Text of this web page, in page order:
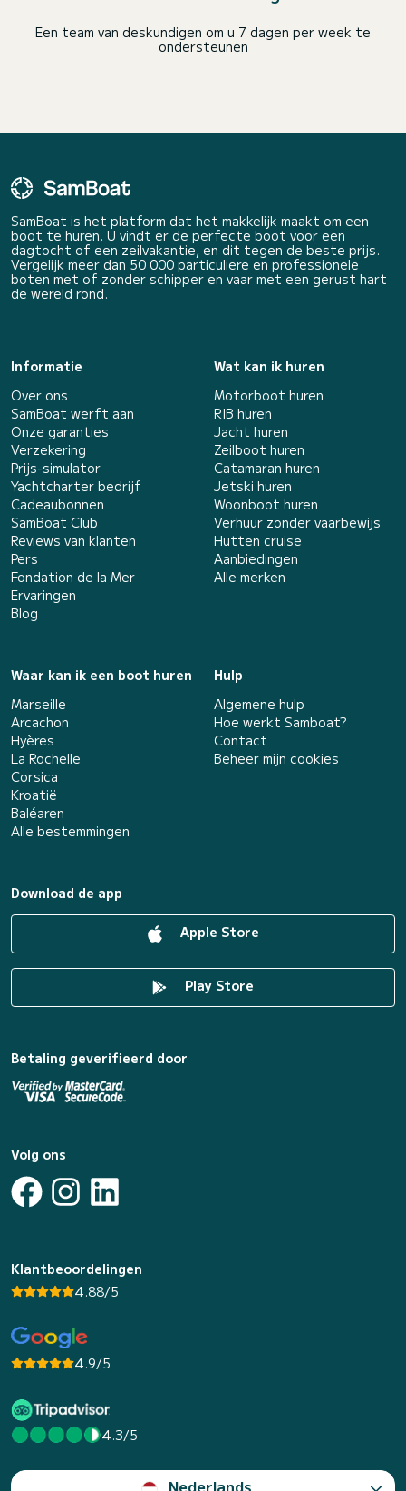
Een team van deskundigen om u 7 dagen per week te
ondersteunen
SamBoat is het platform dat het makkelijk maakt om een
boot te huren. U vindt er de perfecte boot voor een
dagtocht of een zeilvakantie, en dit tegen de beste prijs.
Vergelijk meer dan 50 000 particuliere en professionele
boten met of zonder schipper en vaar met een gerust hart
de wereld rond.
Informatie
Over ons
SamBoat werft aan
Onze garanties
Verzekering
Prijs-simulator
Yachtcharter bedrijf
Cadeaubonnen
SamBoat Club
Reviews van klanten
Pers
Fondation de la Mer
Ervaringen
Blog
Wat kan ik huren
Motorboot huren
RIB huren
Jacht huren
Zeilboot huren
Catamaran huren
Jetski huren
Woonboot huren
Verhuur zonder vaarbewijs
Hutten cruise
Aanbiedingen
Alle merken
Waar kan ik een boot huren
Marseille
Arcachon
Hyères
La Rochelle
Corsica
Kroatië
Baléaren
Alle bestemmingen
Hulp
Algemene hulp
Hoe werkt Samboat?
Contact
Beheer mijn cookies
Download de app
Apple Store
Play Store
Betaling geverifieerd door
Volg ons
Klantbeoordelingen
4.88/5
4.9/5
4.3/5
Nederlands